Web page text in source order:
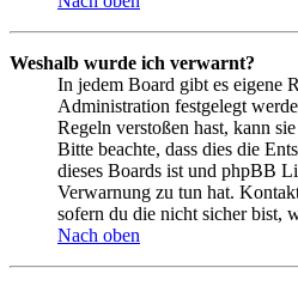
Weshalb wurde ich verwarnt?
In jedem Board gibt es eigene
Administration festgelegt
Regeln verstoßen hast, kann
Bitte beachte, dass dies die
dieses Boards ist und phpBB
Verwarnung zu tun hat.
sofern du die nicht sicher bist,
Nach oben